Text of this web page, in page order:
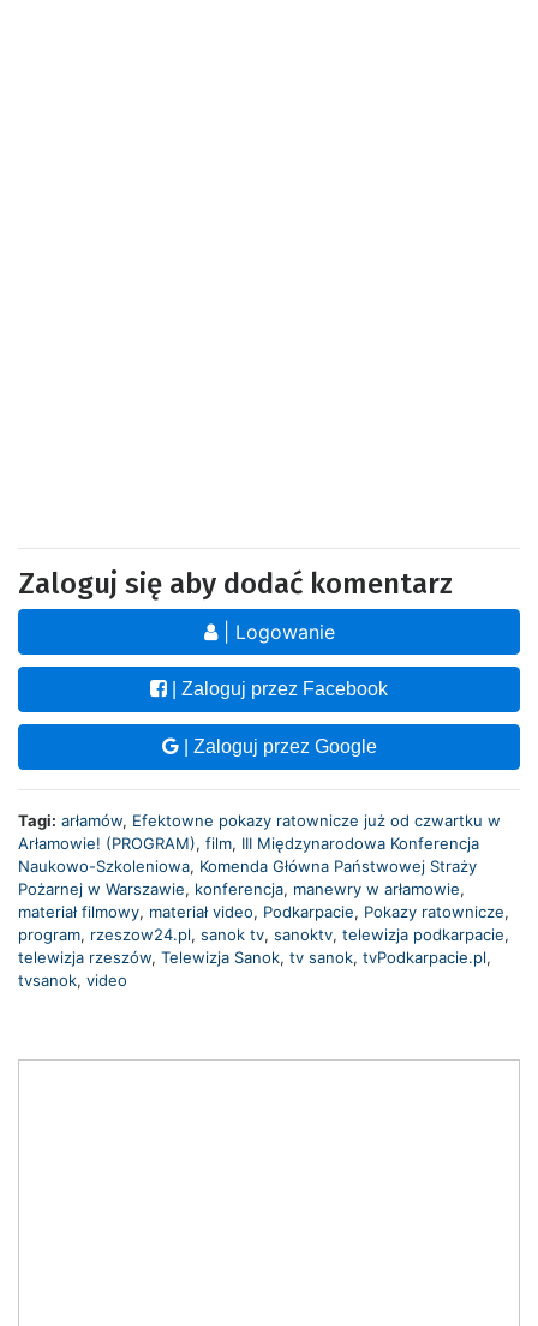
Zaloguj się aby dodać komentarz
| Logowanie
| Zaloguj przez Facebook
| Zaloguj przez Google
Tagi: arłamów, Efektowne pokazy ratownicze już od czwartku w
Arłamowie! (PROGRAM), film, III Międzynarodowa Konferencja
Naukowo-Szkoleniowa, Komenda Główna Państwowej Straży
Pożarnej w Warszawie, konferencja, manewry w arłamowie,
materiał filmowy, materiał video, Podkarpacie, Pokazy ratownicze,
program, rzeszow24.pl, sanok tv, sanoktv, telewizja podkarpacie,
telewizja rzeszów, Telewizja Sanok, tv sanok, tvPodkarpacie.pl,
tvsanok, video